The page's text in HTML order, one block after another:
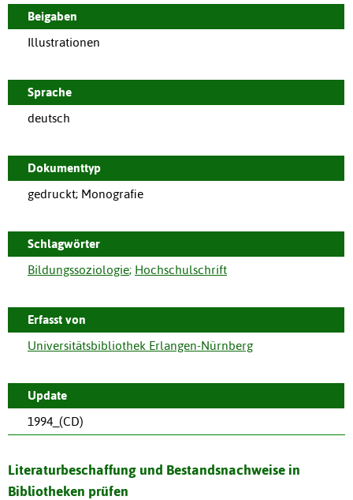
Beigaben
Illustrationen
Sprache
deutsch
Dokumenttyp
gedruckt; Monografie
Schlagwörter
Bildungssoziologie; Hochschulschrift
Erfasst von
Universitätsbibliothek Erlangen-Nürnberg
Update
1994_(CD)
Literaturbeschaffung und Bestandsnachweise in
Bibliotheken prüfen